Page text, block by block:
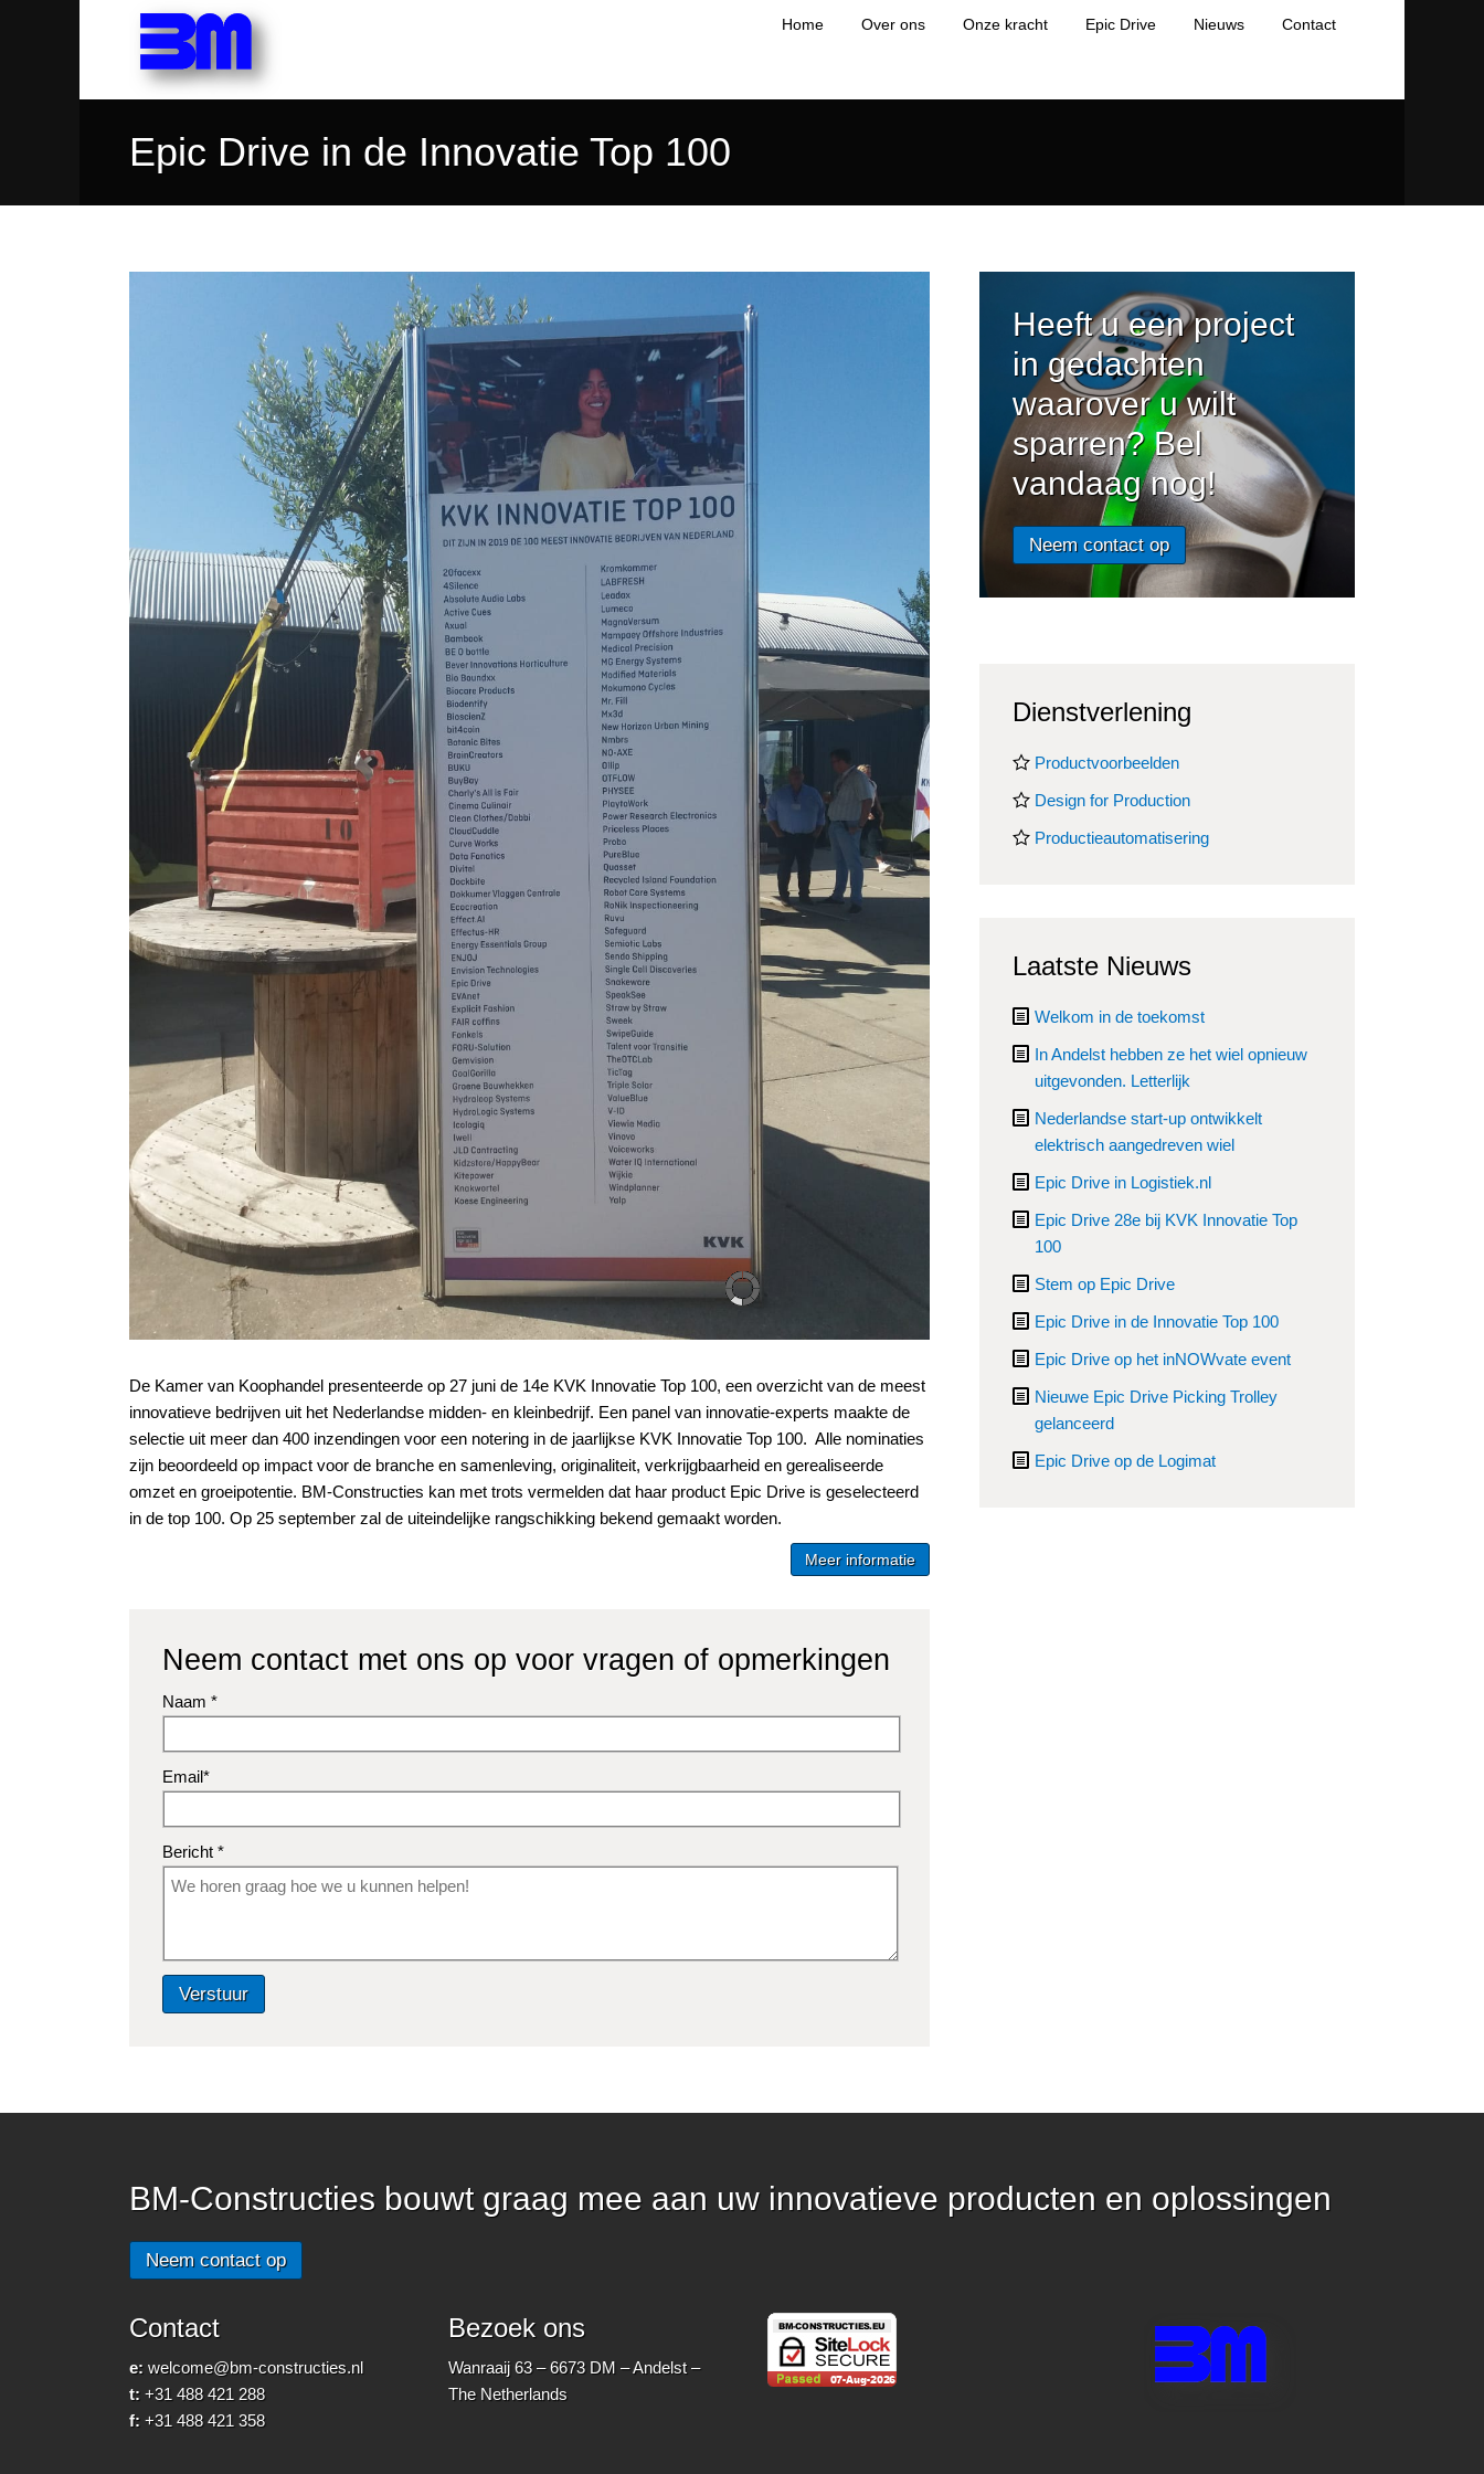
Home Over ons Onze kracht Epic Drive Nieuws Contact
Epic Drive in de Innovatie Top 100
De Kamer van Koophandel presenteerde op 27 juni de 14e KVK Innovatie Top 100, een overzicht van de meest
innovatieve bedrijven uit het Nederlandse midden- en kleinbedrijf. Een panel van innovatie-experts maakte de
selectie uit meer dan 400 inzendingen voor een notering in de jaarlijkse KVK Innovatie Top 100. Alle nominaties
zijn beoordeeld op impact voor de branche en samenleving, originaliteit, verkrijgbaarheid en gerealiseerde
omzet en groeipotentie. BM-Constructies kan met trots vermelden dat haar product Epic Drive is geselecteerd
in de top 100. Op 25 september zal de uiteindelijke rangschikking bekend gemaakt worden.
Meer informatie
Neem contact met ons op voor vragen of opmerkingen
Naam *
Email*
Bericht *
Verstuur
Heeft u een project
in gedachten
waarover u wilt
sparren? Bel
vandaag nog!
Neem contact op
Dienstverlening
Productvoorbeelden
Design for Production
Productieautomatisering
Laatste Nieuws
Welkom in de toekomst
In Andelst hebben ze het wiel opnieuw
uitgevonden. Letterlijk
Nederlandse start-up ontwikkelt
elektrisch aangedreven wiel
Epic Drive in Logistiek.nl
Epic Drive 28e bij KVK Innovatie Top
100
Stem op Epic Drive
Epic Drive in de Innovatie Top 100
Epic Drive op het inNOWvate event
Nieuwe Epic Drive Picking Trolley
gelanceerd
Epic Drive op de Logimat
BM-Constructies bouwt graag mee aan uw innovatieve producten en oplossingen
Neem contact op
Contact
e: welcome@bm-constructies.nl
t: +31 488 421 288
f: +31 488 421 358
Bezoek ons
Wanraaij 63 – 6673 DM – Andelst –
The Netherlands